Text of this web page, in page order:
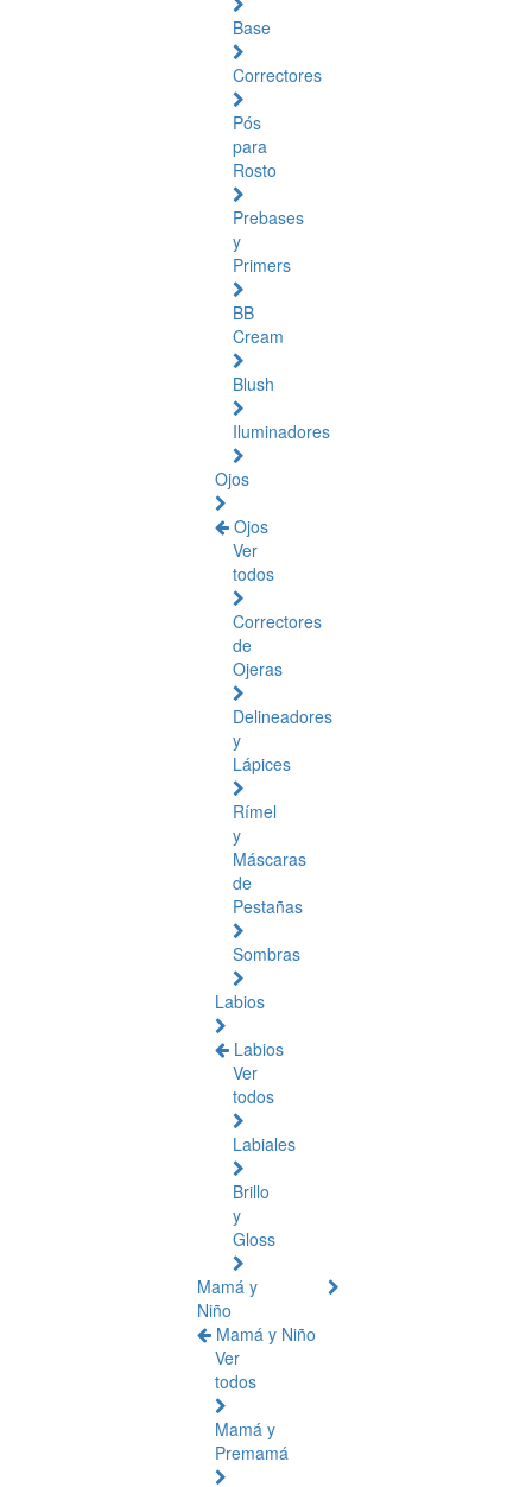
Base
Correctores
Pós
para
Rosto
Prebases
y
Primers
BB
Cream
Blush
Iluminadores
Ojos
Ojos
Ver
todos
Correctores
de
Ojeras
Delineadores
y
Lápices
Rímel
y
Máscaras
de
Pestañas
Sombras
Labios
Labios
Ver
todos
Labiales
Brillo
y
Gloss
Mamá y
Niño
Mamá y Niño
Ver
todos
Mamá y
Premamá